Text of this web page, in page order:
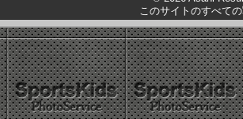
このサイトのすべて